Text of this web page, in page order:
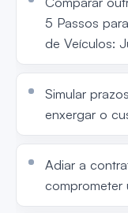
5 Passos
de Veículos:
Simular
enxergar o
Adiar a
comprometer